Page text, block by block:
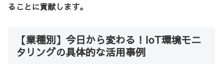
ることに貢献します。
【業種別】今日から変わる！IoT環境モニ
タリングの具体的な活用事例